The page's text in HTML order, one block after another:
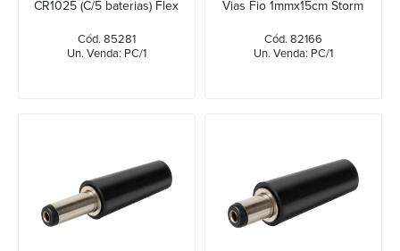
CR1025 (C/5 baterias) Flex
Cód. 85281
Un. Venda: PC/1
Vias Fio 1mmx15cm Storm
Cód. 82166
Un. Venda: PC/1